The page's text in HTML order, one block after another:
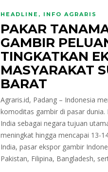
HEADLINE , INFO AGRARIS
PAKAR
GAMBIR
TINGKATKAN
MASYARAKAT
BARAT
Agraris.id, Padang – Indonesia
komoditas gambir di pasar
India sebagai negara tujuan
meningkat hingga mencapai 13-
India, pasar ekspor gambir
Pakistan, Filipina, Bangladesh,